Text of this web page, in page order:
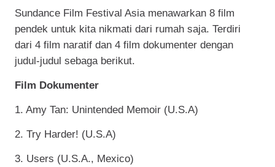
Sundance Film Festival Asia menawarkan 8 film
pendek untuk kita nikmati dari rumah saja. Terdiri
dari 4 film naratif dan 4 film dokumenter dengan
judul-judul sebaga berikut.
Film Dokumenter
1. Amy Tan: Unintended Memoir (U.S.A)
2. Try Harder! (U.S.A)
3. Users (U.S.A., Mexico)